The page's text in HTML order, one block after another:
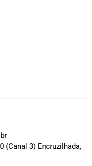
(Canal 3) Encruzilhada,